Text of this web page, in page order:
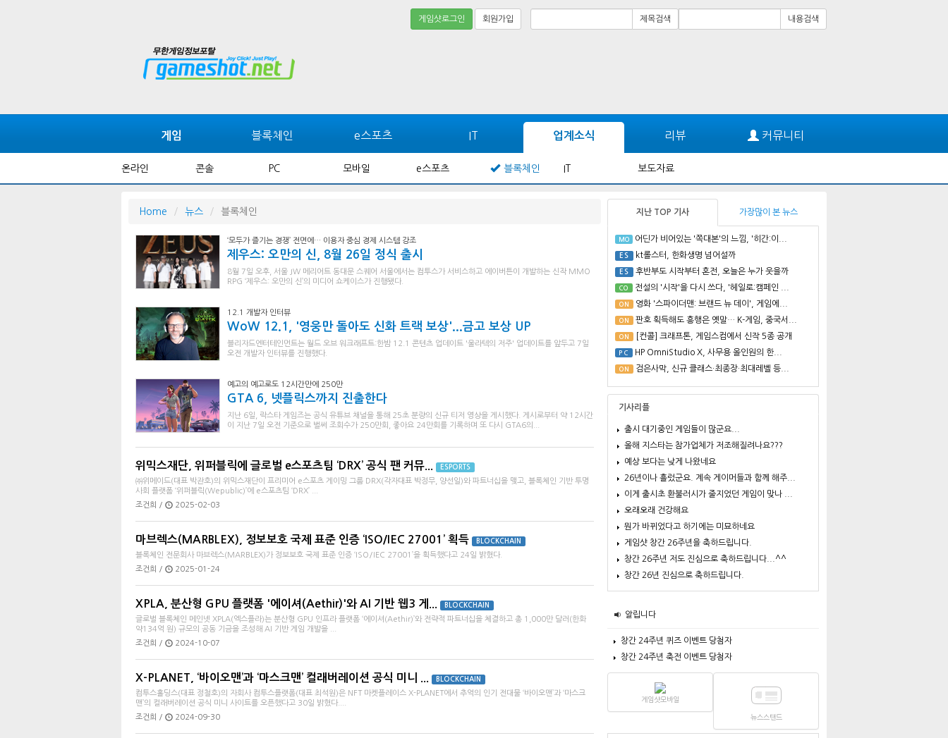
게임샷로그인 회원가입 제목검색 내용검색
게임 블록체인 e스포츠 IT 업계소식 리뷰 커뮤니티
온라인 콘솔 PC 모바일 e스포츠 블록체인 IT 보도자료
Home 뉴스 블록체인
‘모두가 즐기는 경쟁’ 전면에… 이용자 중심 경제 시스템 강조
제우스: 오만의 신, 8월 26일 정식 출시
8월 7일 오후, 서울 JW 메리어트 동대문 스퀘어 서울에서는 컴투스가 서비스하고 에이버튼이 개발하는 신작 MMO
RPG ‘제우스: 오만의 신’의 미디어 쇼케이스가 진행됐다.
12.1 개발자 인터뷰
WoW 12.1, '영웅만 돌아도 신화 트랙 보상'...금고 보상 UP
블리자드엔터테인먼트는 월드 오브 워크래프트:한밤 12.1 콘텐츠 업데이트 '울라텍의 저주' 업데이트를 앞두고 7일
오전 개발자 인터뷰를 진행했다.
예고의 예고로도 12시간만에 250만
GTA 6, 넷플릭스까지 진출한다
지난 6일, 락스타 게임즈는 공식 유튜브 채널을 통해 25초 분량의 신규 티저 영상을 게시했다. 게시로부터 약 12시간
이 지난 7일 오전 기준으로 벌써 조회수가 250만회, 좋아요 24만회를 기록하며 또 다시 GTA6의...
위믹스재단, 위퍼블릭에 글로벌 e스포츠팀 ‘DRX’ 공식 팬 커뮤... ESPORTS
㈜위메이드(대표 박관호)의 위믹스재단이 프리미어 e스포츠 게이밍 그룹 DRX(각자대표 박정무, 양선일)와 파트너십을 맺고, 블록체인 기반 투명
사회 플랫폼 ‘위퍼블릭(Wepublic)’에 e스포츠팀 ‘DRX’ ...
조건희 /
2025-02-03
마브렉스(MARBLEX), 정보보호 국제 표준 인증 ‘ISO/IEC 27001’ 획득 BLOCKCHAIN
블록체인 전문회사 마브렉스(MARBLEX)가 정보보호 국제 표준 인증 ‘ISO/IEC 27001’을 획득했다고 24일 밝혔다.
조건희 /
2025-01-24
XPLA, 분산형 GPU 플랫폼 '에이셔(Aethir)'와 AI 기반 웹3 게... BLOCKCHAIN
글로벌 블록체인 메인넷 XPLA(엑스플라)는 분산형 GPU 인프라 플랫폼 ‘에이셔(Aethir)’와 전략적 파트너십을 체결하고 총 1,000만 달러(한화
약134억 원) 규모의 공동 기금을 조성해 AI 기반 게임 개발을 ...
조건희 /
2024-10-07
X-PLANET, ‘바이오맨’과 ‘마스크맨’ 컬래버레이션 공식 미니 ... BLOCKCHAIN
컴투스홀딩스(대표 정철호)의 자회사 컴투스플랫폼(대표 최석원)은 NFT 마켓플레이스 X-PLANET에서 추억의 인기 전대물 ‘바이오맨’과 ‘마스크
맨’의 컬래버레이션 공식 미니 사이트를 오픈했다고 30일 밝혔다....
조건희 /
2024-09-30
지난 TOP 기사 가장많이 본 뉴스
MO 어딘가 비어있는 '쪽대본'의 느낌, '히간:이...
ES kt롤스터, 한화생명 넘어설까
ES 후반부도 시작부터 혼전, 오늘은 누가 웃을까
CO 전설의 '시작'을 다시 쓰다, '헤일로:캠페인 ...
ON 영화 '스파이더맨: 브랜드 뉴 데이', 게임에...
ON 판호 획득해도 흥행은 옛말… K-게임, 중국서...
ON [컨콜] 크래프톤, 게임스컴에서 신작 5종 공개
PC HP OmniStudio X, 사무용 올인원의 한...
ON 검은사막, 신규 클래스·최종장·최대레벨 등...
기사리플
출시 대기중인 게임들이 많군요...
올해 지스타는 참가업체가 저조해질려나요???
예상 보다는 낮게 나왔네요
26년이나 흘렀군요. 계속 게이머들과 함께 해주...
이게 출시초 환불러시가 줄지었던 게임이 맞나 ...
오래오래 건강해요
뭔가 바뀌었다고 하기에는 미묘하네요
게임샷 창간 26주년을 축하드립니다.
창간 26주년 저도 진심으로 축하드립니다...^^
창간 26년 진심으로 축하드립니다.
알립니다
창간 24주년 퀴즈 이벤트 당첨자
창간 24주년 축전 이벤트 당첨자
게임샷모바일
뉴스스탠드